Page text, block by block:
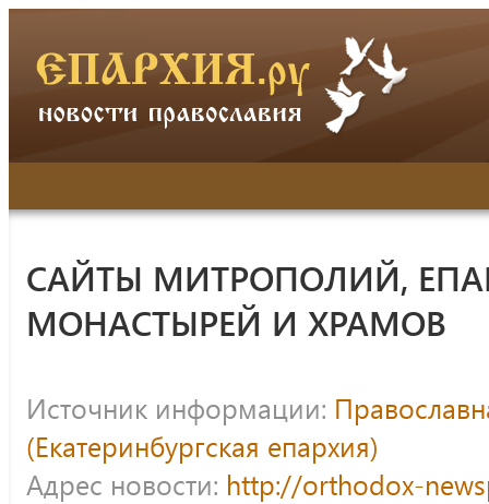
САЙТЫ МИТРОПОЛИЙ,
МОНАСТЫРЕЙ И ХРАМОВ
Источник информации:
(Екатеринбургская епархия)
Адрес новости: http://orthodox-